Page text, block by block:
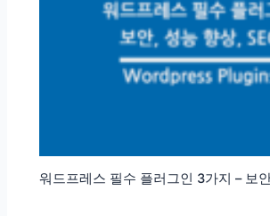
워드프레스 필수 플러그인 3가지 – 보